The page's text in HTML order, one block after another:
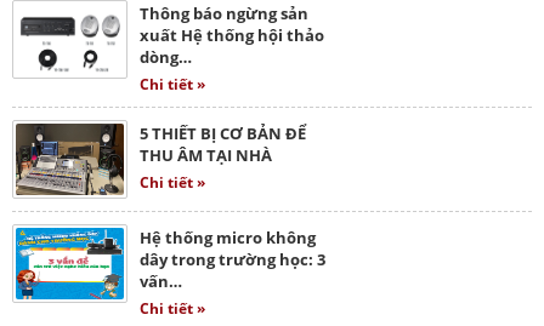
Thông báo ngừng sản
xuất Hệ thống hội thảo
dòng…
Chi tiết »
5 THIẾT BỊ CƠ BẢN ĐỂ
THU ÂM TẠI NHÀ
Chi tiết »
Hệ thống micro không
dây trong trường học: 3
vấn…
Chi tiết »